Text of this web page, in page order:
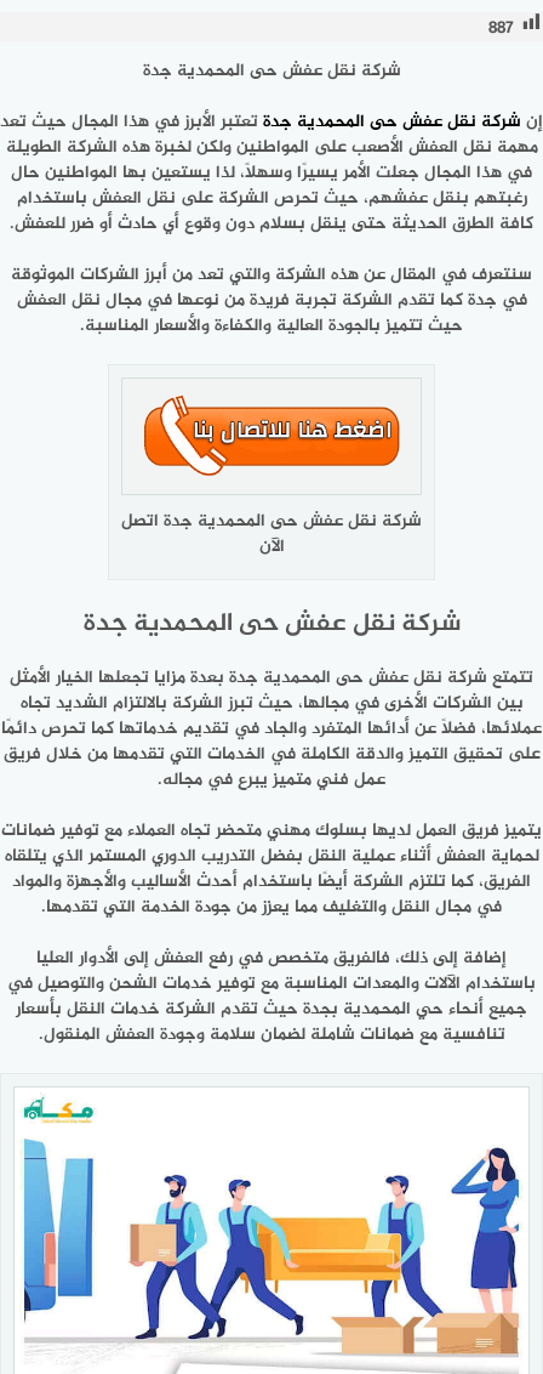
887
شركة نقل عفش حى المحمدية جدة
إن شركة نقل عفش حى المحمدية جدةتعتبر الأبرز في هذا المجال حيث تعد
مهمة نقل العفش الأصعب على المواطنين ولكن لخبرة هذه الشركة الطويلة
في هذا المجال جعلت الأمر يسيرًا وسهلًا، لذا يستعين بها المواطنين حال
رغبتهم بنقل عفشهم، حيث تحرص الشركة على نقل العفش باستخدام
كافة الطرق الحديثة حتى ينقل بسلام دون وقوع أي حادث أو ضرر للعفش.
سنتعرف في المقال عن هذه الشركة والتي تعد من أبرز الشركات الموثوقة
في جدة كما تقدم الشركة تجربة فريدة من نوعها في مجال نقل العفش
حيث تتميز بالجودة العالية والكفاءة والأسعار المناسبة.
شركة نقل عفش حى المحمدية جدة اتصل
الآن
شركة نقل عفش حى المحمدية جدة
تتمتع شركة نقل عفش حى المحمدية جدة بعدة مزايا تجعلها الخيار الأمثل
بين الشركات الأخرى في مجالها، حيث تبرز الشركة بالالتزام الشديد تجاه
عملائها، فضلًا عن أدائها المتفرد والجاد في تقديم خدماتها كما تحرص دائمًا
على تحقيق التميز والدقة الكاملة في الخدمات التي تقدمها من خلال فريق
عمل فني متميز يبرع في مجاله.
يتميز فريق العمل لديها بسلوك مهني متحضر تجاه العملاء مع توفير ضمانات
لحماية العفش أثناء عملية النقل بفضل التدريب الدوري المستمر الذي يتلقاه
الفريق، كما تلتزم الشركة أيضًا باستخدام أحدث الأساليب والأجهزة والمواد
في مجال النقل والتغليف مما يعزز من جودة الخدمة التي تقدمها.
إضافة إلى ذلك، فالفريق متخصص في رفع العفش إلى الأدوار العليا
باستخدام الآلات والمعدات المناسبة مع توفير خدمات الشحن والتوصيل في
جميع أنحاء حي المحمدية بجدة حيث تقدم الشركة خدمات النقل بأسعار
تنافسية مع ضمانات شاملة لضمان سلامة وجودة العفش المنقول.